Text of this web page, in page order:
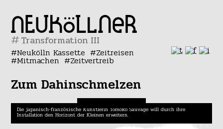
#
Neukölln Kassette Zeitreisen
Mitmachen Zeitvertreib
Zum Dahinschmelzen
Die japanisch-französische Künstlerin Tomoko Sauvage will durch ihre
Installation den Horizont der Kleinen erweitern.